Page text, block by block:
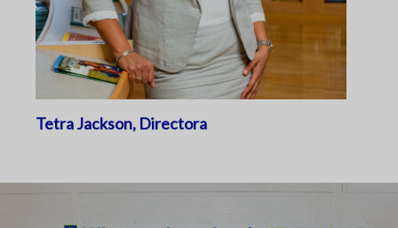
Tetra Jackson, Directora